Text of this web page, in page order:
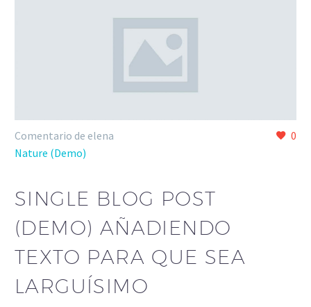
0
Comentario de elena
Nature (Demo)
SINGLE BLOG POST
(DEMO) AÑADIENDO
TEXTO PARA QUE SEA
LARGUÍSIMO